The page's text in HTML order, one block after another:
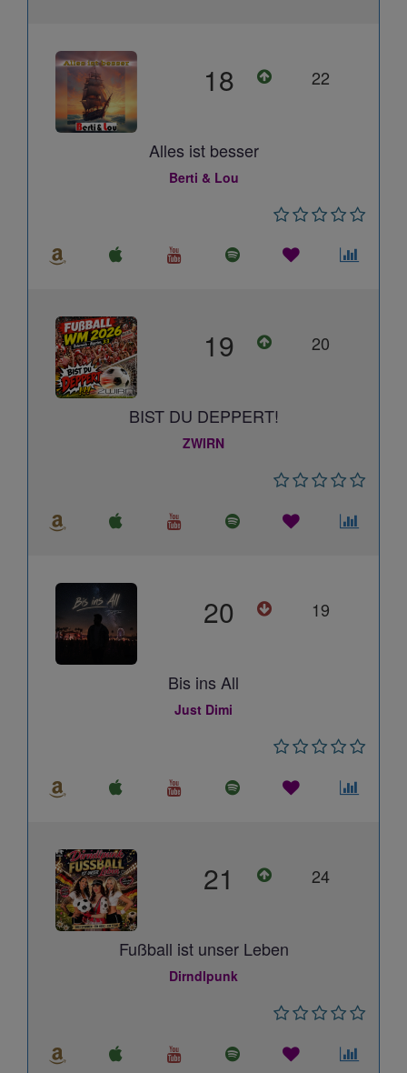
18 22
Alles ist besser
Berti & Lou
19 20
BIST DU DEPPERT!
ZWIRN
20 19
Bis ins All
Just Dimi
21 24
Fußball ist unser Leben
Dirndlpunk